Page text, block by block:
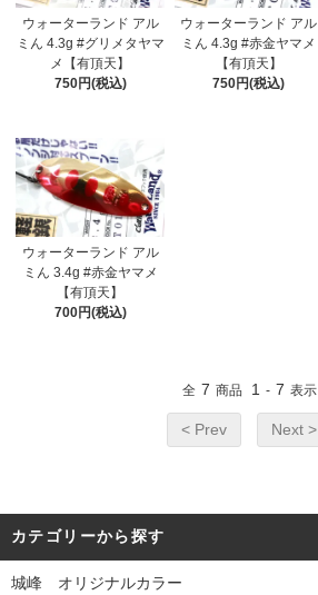
ウォーターランド アル
ミん 4.3g #グリメタヤマ
メ【有頂天】
750円(税込)
ウォーターランド アル
ミん 4.3g #赤金ヤマメ
【有頂天】
750円(税込)
ウォーターランド アル
ミん 3.4g #赤金ヤマメ
【有頂天】
700円(税込)
全 7 商品 1 - 7 表示
< Prev Next >
カテゴリーから探す
城峰 オリジナルカラー